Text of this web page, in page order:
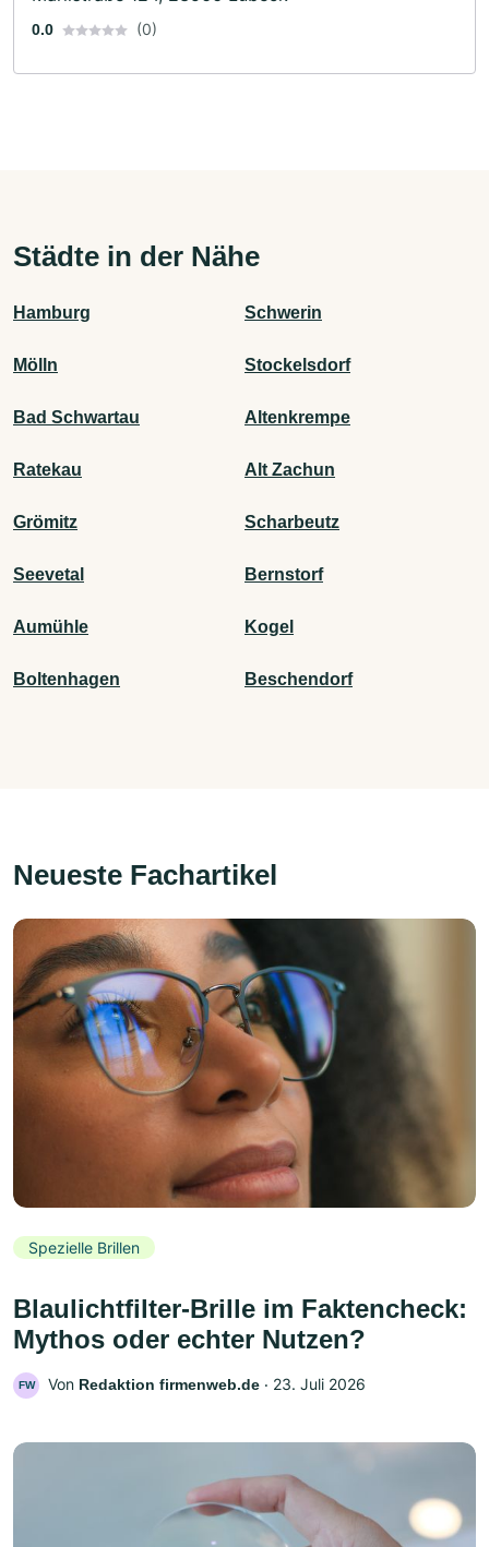
0.0 (0)
Städte in der Nähe
Hamburg Schwerin
Mölln Stockelsdorf
Bad Schwartau Altenkrempe
Ratekau Alt Zachun
Grömitz Scharbeutz
Seevetal Bernstorf
Aumühle Kogel
Boltenhagen Beschendorf
Neueste Fachartikel
Spezielle Brillen
Blaulichtfilter-Brille im Faktencheck:
Mythos oder echter Nutzen?
FW Von Redaktion firmenweb.de ‧ 23. Juli 2026